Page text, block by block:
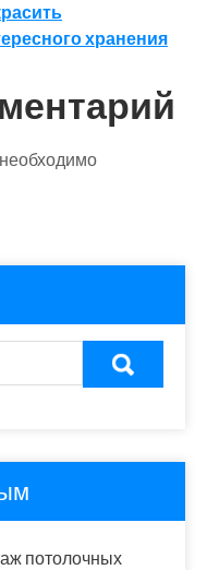
хранения
потолочных